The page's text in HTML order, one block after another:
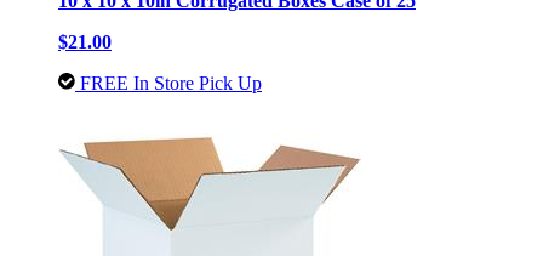
$21.00
FREE In Store Pick Up